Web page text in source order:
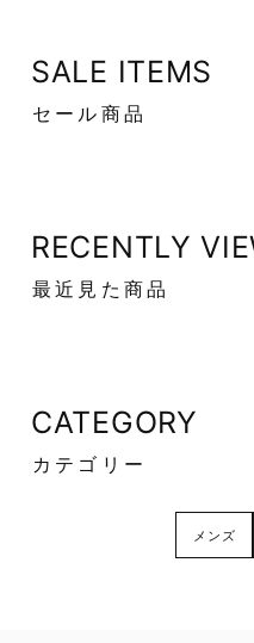
SALE ITEMS
セール商品
RECENTLY
最近見た商品
CATEGORY
カテゴリー
メンズ